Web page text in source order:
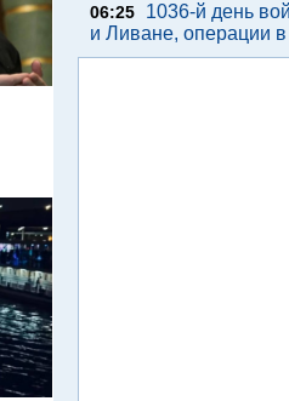
06:25
1036-й день
и Ливане, операции